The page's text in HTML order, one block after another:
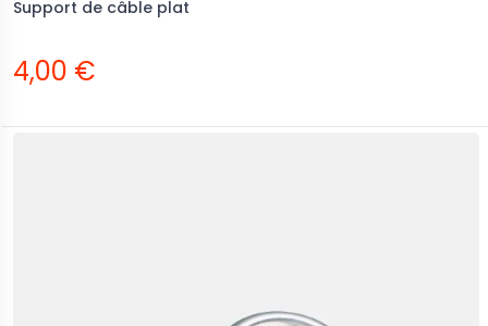
Support de câble plat
4,00 €